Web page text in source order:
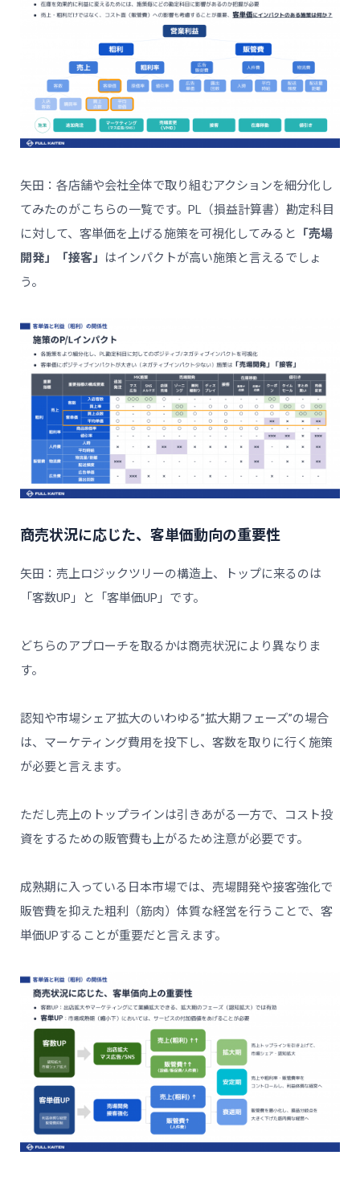
矢田：各店舗や会社全体で取り組むアクションを細分化し
てみたのがこちらの一覧です。PL（損益計算書）勘定科目
に対して、客単価を上げる施策を可視化してみると
「売場
開発」「接客」
はインパクトが高い施策と言えるでしょ
う。
商売状況に応じた、客単価動向の重要性
矢田：売上ロジックツリーの構造上、トップに来るのは
「客数UP」と「客単価UP」です。
どちらのアプローチを取るかは商売状況により異なりま
す。
認知や市場シェア拡大のいわゆる”拡大期フェーズ”の場合
は、マーケティング費用を投下し、客数を取りに行く施策
が必要と言えます。
ただし売上のトップラインは引きあがる一方で、コスト投
資をするための販管費も上がるため注意が必要です。
成熟期に入っている日本市場では、売場開発や接客強化で
販管費を抑えた粗利（筋肉）体質な経営を行うことで、客
単価UPすることが重要だと言えます。